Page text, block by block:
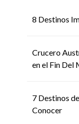
8 Destinos
Crucero
en el Fin Del
7 Destinos
Conocer